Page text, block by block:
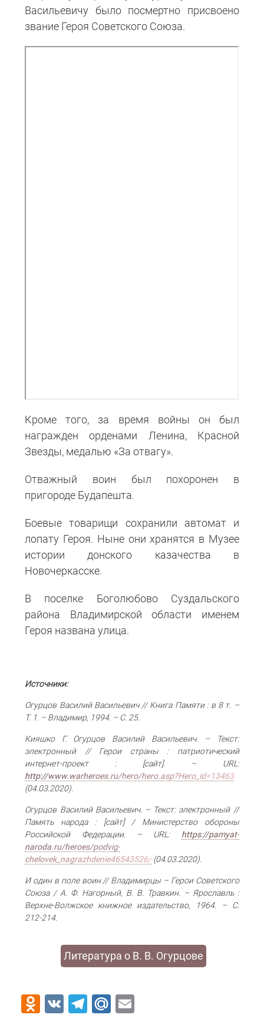
Васильевичу было посмертно присвоено
звание Героя Советского Союза.
Кроме того, за время войны он был
награжден орденами Ленина, Красной
Звезды, медалью «За отвагу».
Отважный воин был похоронен в
пригороде Будапешта.
Боевые товарищи сохранили автомат и
лопату Героя. Ныне они хранятся в Музее
истории донского казачества в
Новочеркасске.
В поселке Боголюбово Суздальского
района Владимирской области именем
Героя названа улица.
Источники:
Огурцов Василий Васильевич // Книга Памяти : в 8 т. –
Т. 1. – Владимир, 1994. – С. 25.
Кияшко Г. Огурцов Василий Васильевич. – Текст:
электронный // Герои страны : патриотический
интернет-проект : [сайт]. – URL:
http://www.warheroes.ru/hero/hero.asp?Hero_id=13463
(04.03.2020).
Огурцов Василий Васильевич. – Текст: электронный //
Память народа : [сайт] / Министерство обороны
Российской Федерации. – URL: https://pamyat-
naroda.ru/heroes/podvig-
chelovek_nagrazhdenie46543526/ (04.03.2020).
И один в поле воин // Владимирцы – Герои Советского
Союза / А. Ф. Нагорный, В. В. Травкин. – Ярославль :
Верхне-Волжское книжное издательство, 1964. – С.
212-214.
Литература о В. В. Огурцове
Odnoklassniki
VK Telegram
Mail.Ru